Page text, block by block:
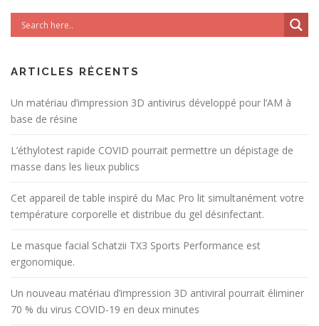
ARTICLES RÉCENTS
Un matériau d’impression 3D antivirus développé pour l’AM à
base de résine
L’éthylotest rapide COVID pourrait permettre un dépistage de
masse dans les lieux publics
Cet appareil de table inspiré du Mac Pro lit simultanément votre
température corporelle et distribue du gel désinfectant.
Le masque facial Schatzii TX3 Sports Performance est
ergonomique.
Un nouveau matériau d’impression 3D antiviral pourrait éliminer
70 % du virus COVID-19 en deux minutes